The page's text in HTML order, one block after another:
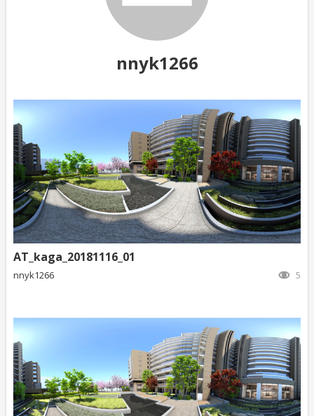
nnyk1266
AT_kaga_20181116_01
nnyk1266 5